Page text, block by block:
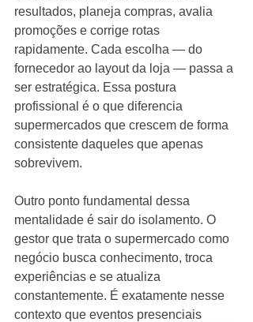
resultados, planeja compras, avalia
promoções e corrige rotas
rapidamente. Cada escolha — do
fornecedor ao layout da loja — passa a
ser estratégica. Essa postura
profissional é o que diferencia
supermercados que crescem de forma
consistente daqueles que apenas
sobrevivem.
Outro ponto fundamental dessa
mentalidade é sair do isolamento. O
gestor que trata o supermercado como
negócio busca conhecimento, troca
experiências e se atualiza
constantemente. É exatamente nesse
contexto que eventos presenciais